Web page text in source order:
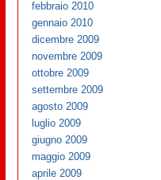
febbraio 2010
gennaio 2010
dicembre 2009
novembre 2009
ottobre 2009
settembre 2009
agosto 2009
luglio 2009
giugno 2009
maggio 2009
aprile 2009